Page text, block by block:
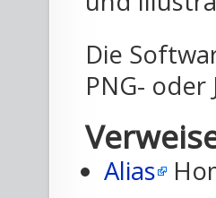
Die
PNG- oder
Alias